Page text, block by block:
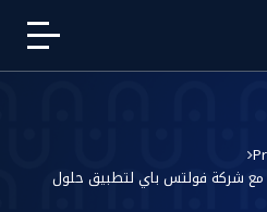
مع شركة فولتس باي لتطبيق حلول